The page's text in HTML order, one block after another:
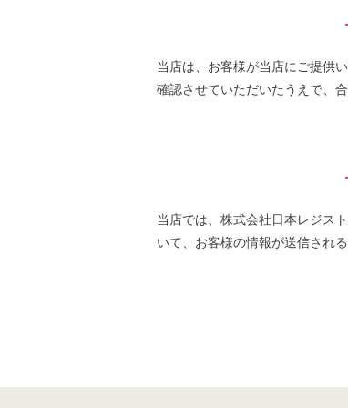
当店は、お客様が当店にご提供
確認させていただいたうえで、
当店では、株式会社日本レジス
いて、お客様の情報が送信され